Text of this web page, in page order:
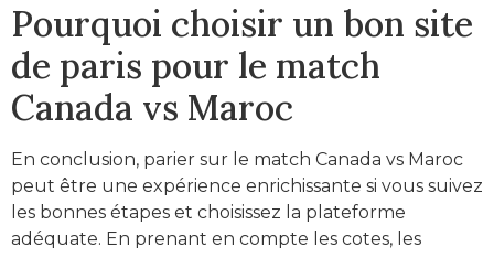
Pourquoi choisir un bon site
de paris pour le match
Canada vs Maroc
En conclusion, parier sur le match Canada vs Maroc
peut être une expérience enrichissante si vous suivez
les bonnes étapes et choisissez la plateforme
adéquate. En prenant en compte les cotes, les